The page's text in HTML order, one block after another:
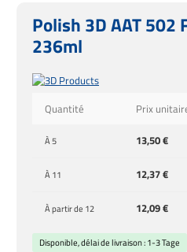
Polish 3D AAT
236ml
Quantité Prix
À5 13,50 €
À11 12,37 €
À partir de 12 12,09 €
Disponible, délai de livraison : 1-3 Tage